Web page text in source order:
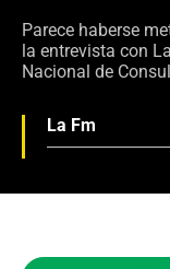
Parece haberse
la entrevista con
Nacional de
La Fm